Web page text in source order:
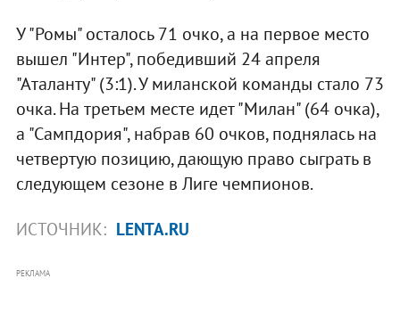
У "Ромы" осталось 71 очко, а на первое место
вышел "Интер", победивший 24 апреля
"Аталанту" (3:1). У миланской команды стало 73
очка. На третьем месте идет "Милан" (64 очка),
а "Сампдория", набрав 60 очков, поднялась на
четвертую позицию, дающую право сыграть в
следующем сезоне в Лиге чемпионов.
ИСТОЧНИК: LENTA.RU
РЕКЛАМА